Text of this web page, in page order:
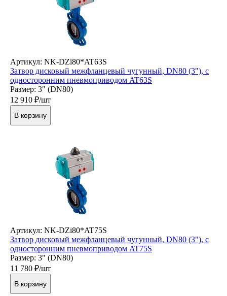
Артикул: NK-DZi80*AT63S
Затвор дисковый межфланцевый чугунный, DN80 (3"), с
односторонним пневмоприводом AT63S
Размер: 3" (DN80)
12 910 ₽/шт
В корзину
Артикул: NK-DZi80*AT75S
Затвор дисковый межфланцевый чугунный, DN80 (3"), с
односторонним пневмоприводом AT75S
Размер: 3" (DN80)
11 780 ₽/шт
В корзину